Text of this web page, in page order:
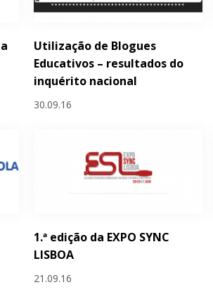
Utilização de Blogues
Educativos – resultados do
inquérito nacional
30.09.16
1.ª edição da EXPO SYNC
LISBOA
21.09.16